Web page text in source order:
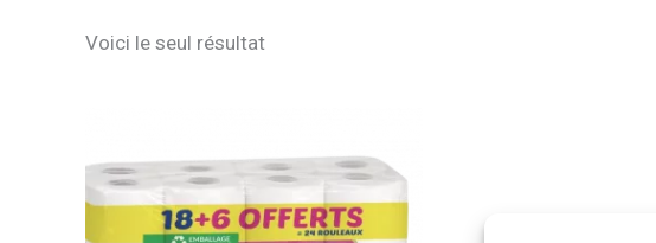
Voici le seul résultat